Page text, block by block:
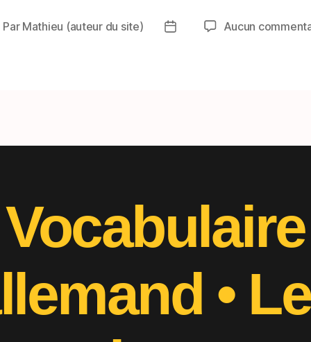
Par Mathieu (auteur du site)
Date
Aucun
Vocabulaire
•